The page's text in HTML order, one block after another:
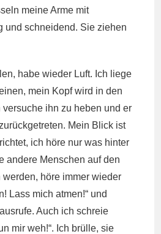
meine Arme mit
und schneidend. Sie ziehen
habe wieder Luft. Ich liege
mein Kopf wird in den
versuche ihn zu heben und er
Mein Blick ist
ich höre nur was hinter
andere Menschen auf den
höre immer wieder
Lass mich atmen!“ und
Auch ich schreie
mir weh!“. Ich brülle, sie